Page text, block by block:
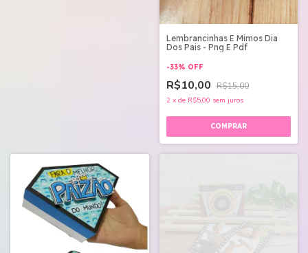
Lembrancinhas E Mimos Dia
Dos Pais - Png E Pdf
-33% OFF
R$10,00 R$15,00
2 x de R$5,00 sem juros